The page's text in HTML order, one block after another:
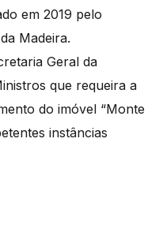
em 2019 pelo
Madeira.
Geral da
que requeira a
do imóvel “Monte
instâncias